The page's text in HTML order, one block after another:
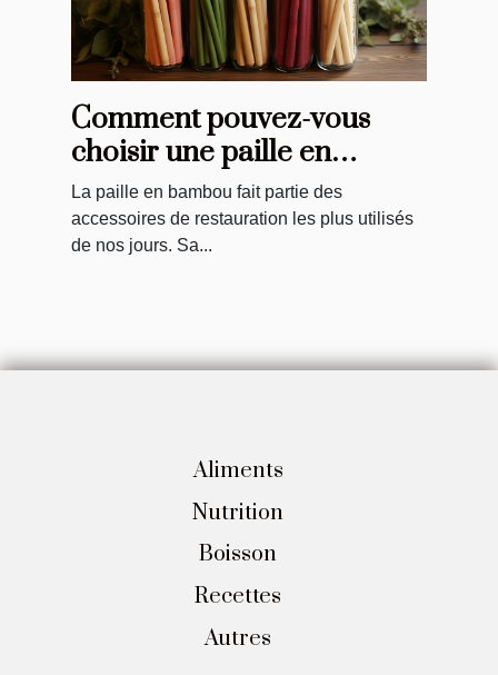
Comment pouvez-vous
choisir une paille en
bambou ?
La paille en bambou fait partie des
accessoires de restauration les plus utilisés
de nos jours. Sa...
Aliments
Nutrition
Boisson
Recettes
Autres